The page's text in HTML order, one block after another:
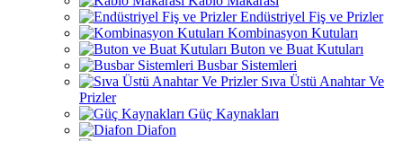
Endüstriyel Fiş ve Prizler
Kombinasyon Kutuları
Buton ve Buat Kutuları
Busbar Sistemleri
Sıva Üstü Anahtar Ve
Prizler
Güç Kaynakları
Diafon